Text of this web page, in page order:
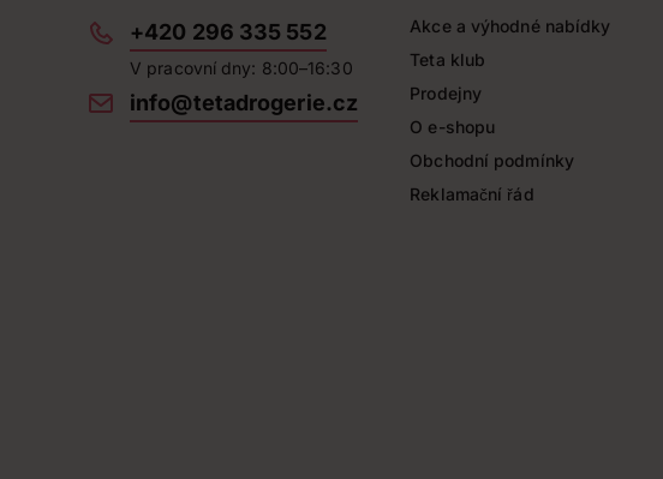
+420 296 335 552
V pracovní dny: 8:00–16:30
info@tetadrogerie.cz
Akce a výhodné nabídky
Teta klub
Prodejny
O e-shopu
Obchodní podmínky
Reklamační řád